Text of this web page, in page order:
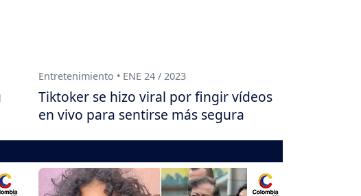
Entretenimiento • ENE 24 / 2023
Tiktoker se hizo viral por fingir vídeos
en vivo para sentirse más segura